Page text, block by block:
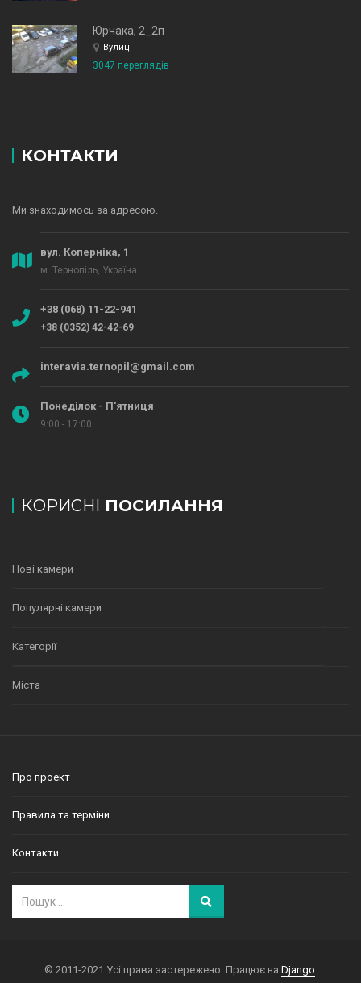
Юрчака, 2_2п
Вулиці
3047 переглядів
КОНТАКТИ
Ми знаходимось за адресою.
вул. Коперніка, 1
м. Тернопіль, Україна
+38 (068) 11-22-941
+38 (0352) 42-42-69
interavia.ternopil@gmail.com
Понеділок - П'ятниця
9:00 - 17:00
КОРИСНІ ПОСИЛАННЯ
Нові камери
Популярні камери
Категорії
Міста
Про проект
Правила та терміни
Контакти
© 2011-2021 Усі права застережено. Працює на Django.